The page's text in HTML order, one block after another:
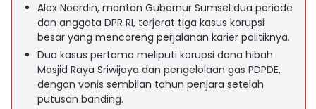
Alex Noerdin, mantan Gubernur Sumsel dua periode
dan anggota DPR RI, terjerat tiga kasus korupsi
besar yang mencoreng perjalanan karier politiknya.
Dua kasus pertama meliputi korupsi dana hibah
Masjid Raya Sriwijaya dan pengelolaan gas PDPDE,
dengan vonis sembilan tahun penjara setelah
putusan banding.